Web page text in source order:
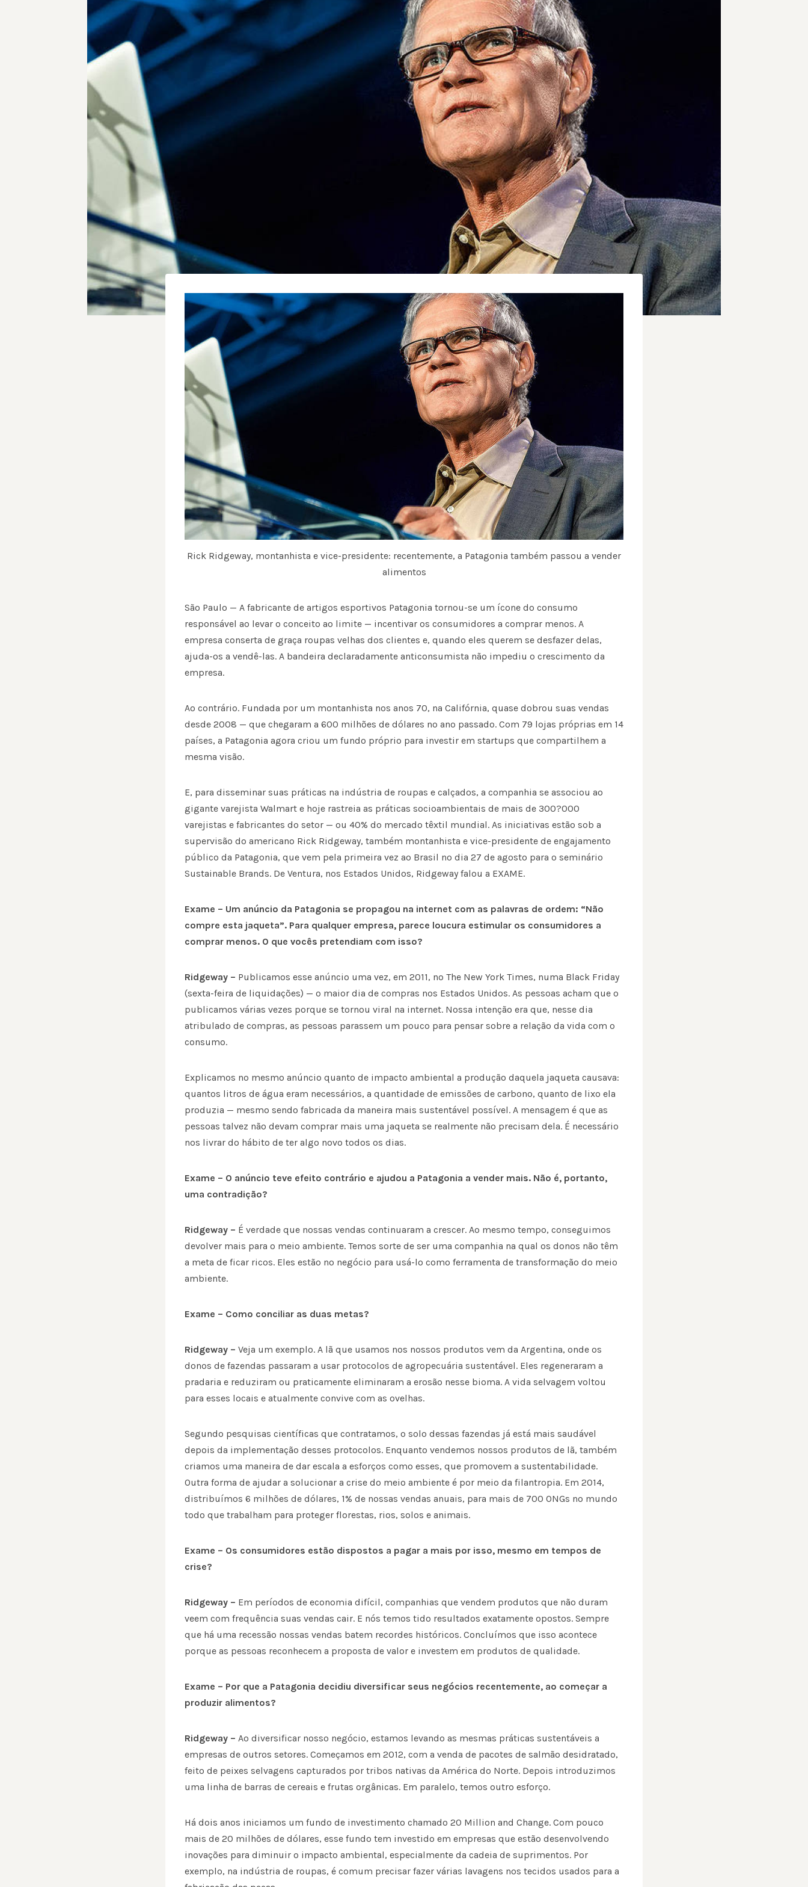
Rick Ridgeway, montanhista e vice-presidente: recentemente, a Patagonia também passou a vender
alimentos
São Paulo — A fabricante de artigos esportivos Patagonia tornou-se um íco­ne do consumo
responsável ao levar o conceito ao limite — incentivar os consumidores a comprar menos. A
empresa conserta de graça roupas velhas dos clientes e, quando eles querem se desfazer delas,
ajuda-os a vendê-las. A bandeira declaradamente anticonsumista não impediu o crescimento da
empresa.
Ao contrário. Fundada por um montanhista nos anos 70, na Califórnia, quase dobrou suas vendas
desde 2008 — que chegaram a 600 milhões de dólares no ano passado. Com 79 lojas próprias em 14
países, a Patagonia agora criou um fundo próprio para investir em startups que compartilhem a
mesma visão.
E, para disseminar suas práticas na indústria de roupas e calçados, a companhia se associou ao
gigante varejista Walmart e hoje rastreia as práticas socioambientais de mais de 300?000
varejistas e fabricantes do setor — ou 40% do mercado têxtil mundial. As iniciativas estão sob a
supervisão do americano Rick Ridgeway, também montanhista e vice-presidente de engajamento
público da Patagonia, que vem pela primeira vez ao Brasil no dia 27 de agosto para o seminário
Sustainable Brands. De Ventura, nos Estados Unidos, Ridgeway falou a EXAME.
Exame – Um anúncio da Patagonia se propagou na internet com as palavras de ordem: “Não
compre esta jaqueta”. Para qualquer empresa, parece loucura estimular os consumidores a
comprar menos. O que vocês pretendiam com isso?
Ridgeway – Publicamos esse anúncio uma vez, em 2011, no The New York Times, numa Black Friday
(sexta-feira de liquidações) — o maior dia de compras nos Estados Unidos. As pessoas acham que o
publicamos várias vezes porque se tornou viral na internet. Nossa intenção era que, nesse dia
atribulado de compras, as pessoas parassem um pouco para pensar sobre a relação da vida com o
consumo.
Explicamos no mesmo anúncio quanto de impacto ambiental a produção daquela jaqueta causava:
quantos litros de água eram necessários, a quantidade de emissões de carbono, quanto de lixo ela
produzia — mesmo sendo fabricada da maneira mais sustentável possível. A mensagem é que as
pessoas talvez não devam comprar mais uma jaqueta se realmente não precisam dela. É necessário
nos livrar do hábito de ter algo novo todos os dias.
Exame – O anúncio teve efeito contrário e ajudou a Patagonia a vender mais. Não é, portanto,
uma contradição?
Ridgeway – É verdade que nossas vendas conti­nua­ram a crescer. Ao mesmo tempo, conseguimos
devolver mais para o meio ambiente. Temos sorte de ser uma companhia na qual os donos não têm
a meta de ficar ricos. Eles estão no negócio para usá-lo como ferramenta de transformação do meio
ambiente.
Exame – Como conciliar as duas metas?
Ridgeway – Veja um exemplo. A lã que usamos nos nossos produtos vem da Argentina, onde os
donos de fazendas passaram a usar protocolos de agropecuária sustentável. Eles regeneraram a
pradaria e reduziram ou praticamente eliminaram a erosão nesse bioma. A vida selvagem voltou
para esses locais e atualmente convive com as ovelhas.
Segundo pesquisas científicas que contratamos, o solo dessas fazendas já está mais saudável
depois da implementação desses protocolos. Enquanto vendemos nossos produtos de lã, também
criamos uma maneira de dar escala a esforços como esses, que promovem a sustentabilidade.
Outra forma de ajudar a solucionar a crise do meio ambiente é por meio da filantropia. Em 2014,
distribuímos ­6­ ­milhões­ de dólares, 1% de nossas vendas anuais, para mais de 700 ONGs no mundo
todo que trabalham para proteger florestas, rios, solos e animais.
Exame – Os consumidores estão dispostos a pagar a mais por isso, mesmo em tempos de
crise?
Ridgeway – Em períodos de economia difícil, companhias que vendem produtos que não duram
veem com frequência suas vendas cair. E nós temos tido resultados exatamente opostos. Sempre
que há uma recessão nossas vendas batem recordes históricos. Concluímos que isso acontece
porque as pessoas reconhecem a proposta de valor e investem em produtos de qualidade.
Exame – Por que a Patagonia decidiu diversificar seus negócios recentemente, ao começar a
produzir alimentos?
Ridgeway – Ao diversificar nosso negócio, estamos levando as mesmas práticas sustentáveis a
empresas de outros setores. Começamos em 2012, com a venda de pacotes de salmão desidratado,
feito de peixes selvagens capturados por tribos nativas da América do Norte. Depois introduzimos
uma linha de barras de cereais e frutas orgânicas. Em paralelo, temos outro esforço.
Há dois anos iniciamos um fundo de investimento chamado 20 Million and Change. Com pouco
mais de 20 milhões de dólares, esse fundo tem investido em empresas que estão desenvolvendo
inovações para diminuir o impacto ambiental, especialmente da cadeia de suprimentos. Por
exemplo, na indústria de roupas, é comum precisar fazer várias lavagens nos tecidos usados para a